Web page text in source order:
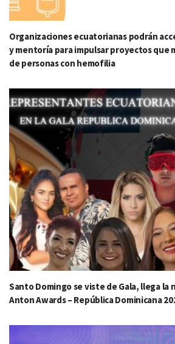
Organizaciones ecuatorianas podrán
y mentoría para impulsar proyectos que
de personas con hemofilia
Santo Domingo se viste de Gala, llega la
Anton Awards – República Dominicana